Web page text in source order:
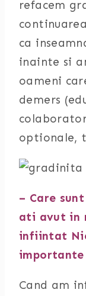
refacem
ca
inainte si
oameni
demers
optionale,
– Care
ati avut in
infiintat
Cand am